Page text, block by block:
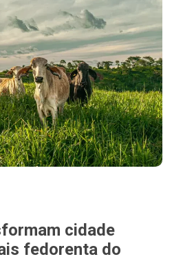
cidade
fedorenta do